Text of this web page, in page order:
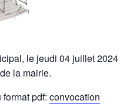
le jeudi 04 juillet 2024
la mairie.
pdf: convocation